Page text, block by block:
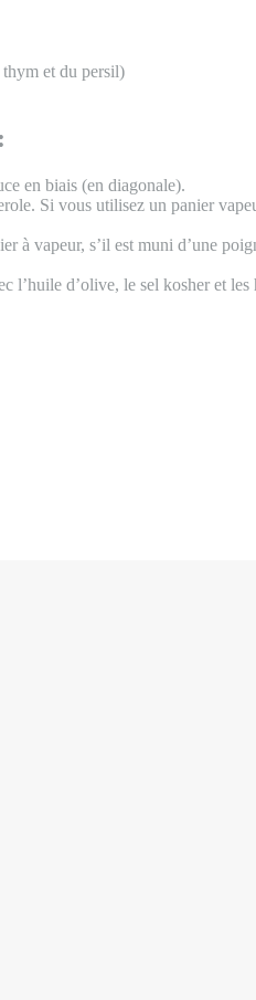
et du persil)
en biais (en diagonale).
Si vous utilisez un panier
à vapeur, s’il est muni d’une
l’huile d’olive, le sel kosher et